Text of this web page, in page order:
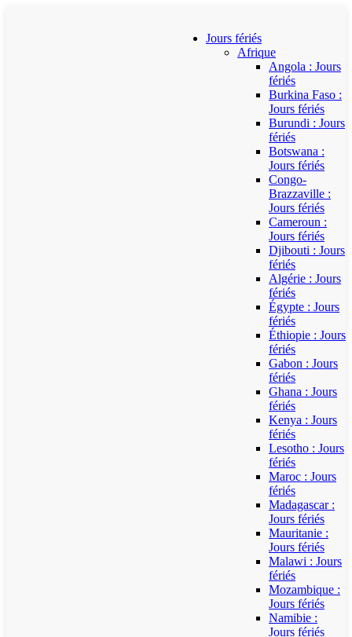
Jours fériés
Afrique
Angola : Jours
fériés
Burkina Faso :
Jours fériés
Burundi : Jours
fériés
Botswana :
Jours fériés
Congo-
Brazzaville :
Jours fériés
Cameroun :
Jours fériés
Djibouti : Jours
fériés
Algérie : Jours
fériés
Égypte : Jours
fériés
Éthiopie : Jours
fériés
Gabon : Jours
fériés
Ghana : Jours
fériés
Kenya : Jours
fériés
Lesotho : Jours
fériés
Maroc : Jours
fériés
Madagascar :
Jours fériés
Mauritanie :
Jours fériés
Malawi : Jours
fériés
Mozambique :
Jours fériés
Namibie :
Jours fériés